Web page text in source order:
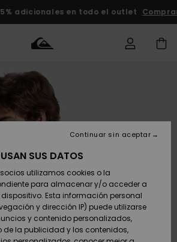
adicionales en todo el outlet
Ropa
Zapatos y
chanclas
Surf
Ropa
Zapatos y
chanclas
Surf
Shop
Destacados
Snow
Surf Shop
Hombre
Highlights
Comunidad
Tienda
Snow
Hombre
Snow Niños
Tienda
Snow Mujer
Outlet
Hombre
Outlet
Mujer
Accede a tu
pedido
Envio
Devoluciones
Pago
Tarjeta de
regalo
SUS DATOS
utilizamos cookies o la
para almacenar y/o acceder a
Esta información personal
y dirección IP) puede utilizarse
y contenido personalizados,
de la publicidad y los contenidos,
Continuar sin aceptar